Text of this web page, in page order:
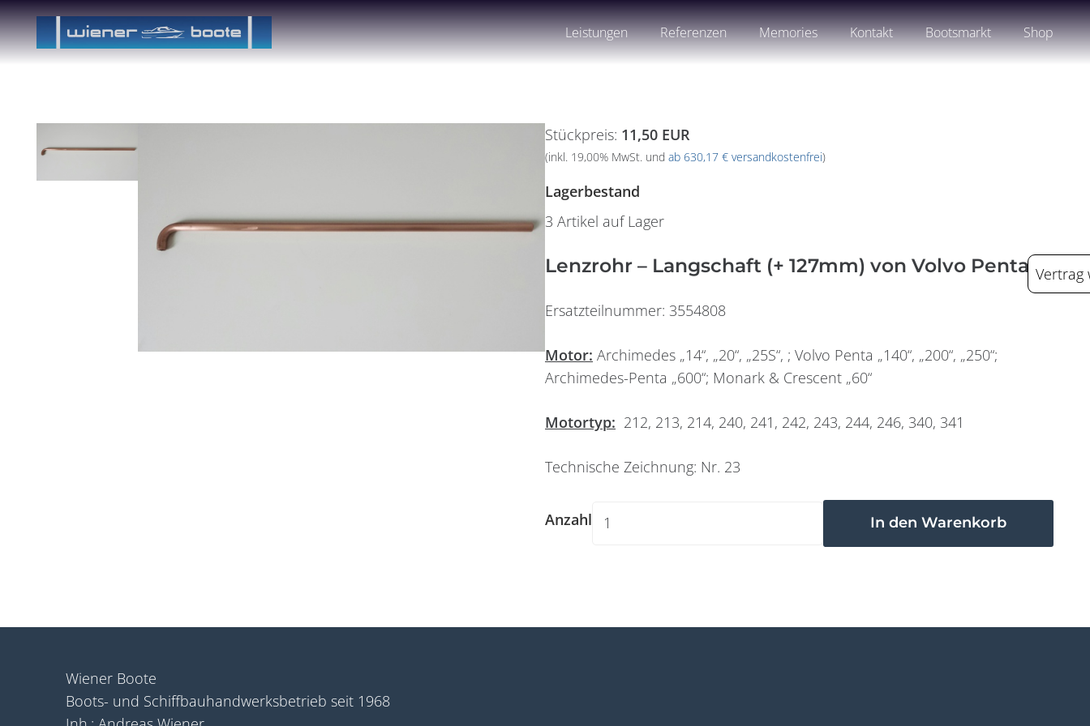
Leistungen Referenzen Memories Kontakt Bootsmarkt Shop
Stückpreis: 11,50 EUR
(inkl. 19,00% MwSt. und ab 630,17 € versandkostenfrei)
Lagerbestand
3 Artikel auf Lager
Lenzrohr – Langschaft (+ 127mm) von Volvo Penta
Ersatzteilnummer: 3554808
Motor: Archimedes „14“, „20“, „25S“, ; Volvo Penta „140“, „200“, „250“;
Archimedes-Penta „600“; Monark & Crescent „60“
Motortyp: 212, 213, 214, 240, 241, 242, 243, 244, 246, 340, 341
Technische Zeichnung: Nr. 23
Anzahl
Wiener Boote
Boots- und Schiffbauhandwerksbetrieb seit 1968
Vertrag
Widerrufsformular